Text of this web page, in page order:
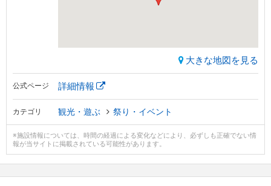
大きな地図を見る
公式ページ 詳細情報
カテゴリ 観光・遊ぶ 祭り・イベント
※施設情報については、時間の経過による変化などにより、必ずしも正確でない情
報が当サイトに掲載されている可能性があります。